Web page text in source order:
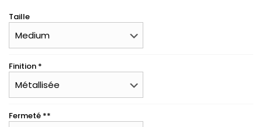
Taille
Finition *
Fermeté **